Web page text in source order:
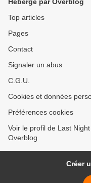
Top articles
Pages
Contact
Signaler un abus
C.G.U.
Cookies et données
Préférences cookies
Voir le profil de Last
Overblog
Créer